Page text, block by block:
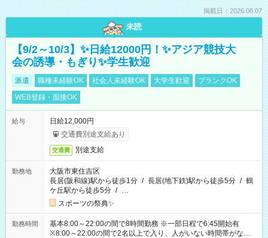
掲載日：2026.08.07
未読
【9/2～10/3】✨日給12000円！✨アジア競技大
会の誘導・もぎり✨学生歓迎
派遣 職種未経験OK 社会人未経験OK 大学生歓迎
ブランクOK
WEB登録・面接OK
給与
日給12,000円
交通費別途支給あり
交通費 別途支給
勤務地
大阪市東住吉区
長居(阪和線)駅から徒歩1分 / 長居(地下鉄)駅から徒歩5分 / 鶴
ケ丘駅から徒歩5分 / …
スポーツの祭典✨
勤務時間
基本8:00～22:00の間で8時間勤務 ※一部日程で6:45開始有
※8:00～22:00の間で2名以上で入り、人がいない時間帯がない